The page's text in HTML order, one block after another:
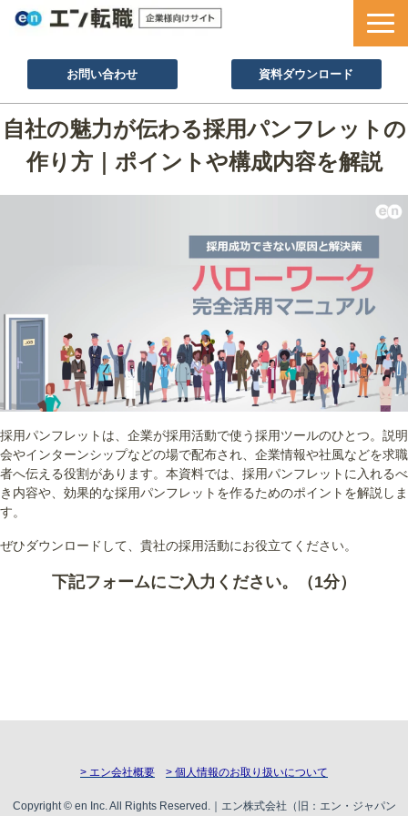
お問い合わせ 資料ダウンロード
サービス一覧
採用ノウハウ
お役立ち資料
自社の魅力が伝わる採用パンフレットの
作り方｜ポイントや構成内容を解説
採用パンフレットは、企業が採用活動で使う採用ツールのひとつ。説明
会やインターンシップなどの場で配布され、企業情報や社風などを求職
者へ伝える役割があります。本資料では、採用パンフレットに入れるべ
き内容や、効果的な採用パンフレットを作るためのポイントを解説しま
す。
ぜひダウンロードして、貴社の採用活動にお役立てください。
下記フォームにご入力ください。（1分）
> エン会社概要 > 個人情報のお取り扱いについて
Copyright © en Inc. All Rights Reserved.｜エン株式会社（旧：エン・ジャパン